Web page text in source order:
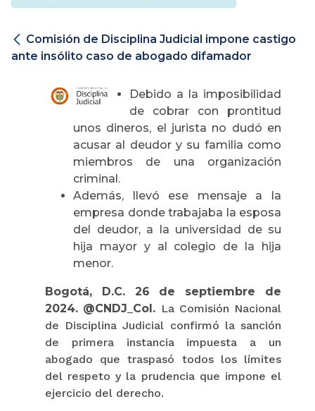
Comisión de Disciplina Judicial impone castigo
ante insólito caso de abogado difamador
Debido a la imposibilidad
de cobrar con prontitud
unos dineros, el jurista no dudó en
acusar al deudor y su familia como
miembros de una organización
criminal.
Además, llevó ese mensaje a la
empresa donde trabajaba la esposa
del deudor, a la universidad de su
hija mayor y al colegio de la hija
menor.
Bogotá, D.C. 26 de septiembre de
2024. @CNDJ_Col. La Comisión Nacional
de Disciplina Judicial confirmó la sanción
de primera instancia impuesta a un
abogado que traspasó todos los límites
del respeto y la prudencia que impone el
ejercicio del derecho.